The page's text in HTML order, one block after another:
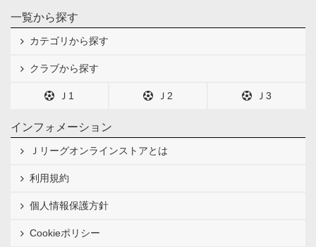
一覧から探す
カテゴリから探す
クラブから探す
Ｊ1 Ｊ2 Ｊ3
インフォメーション
Ｊリーグオンラインストアとは
利用規約
個人情報保護方針
Cookieポリシー